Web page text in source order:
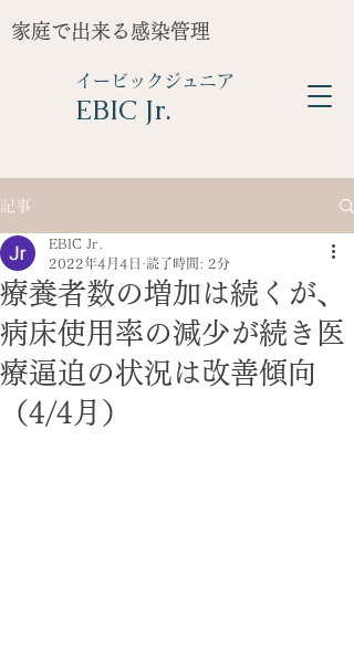
家庭で出来る感染管理
イービックジュニア
​EBIC Jr.
記事
療養者数の増加は続くが、
病床使用率の減少が続き医
療逼迫の状況は改善傾向
（4/4月）
EBIC Jr.
2022年4月4日
読了時間: 2分